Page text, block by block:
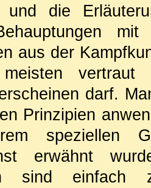
und die
aus der
vertraut
darf.
Prinzipien
speziellen
erwähnt
sind einfach